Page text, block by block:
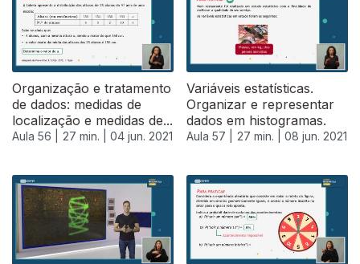
Organização e tratamento
de dados: medidas de
localização e medidas de...
Aula 56 | 27 min. | 04 jun. 2021
Variáveis estatísticas.
Organizar e representar
dados em histogramas.
Aula 57 | 27 min. | 08 jun. 2021
551158